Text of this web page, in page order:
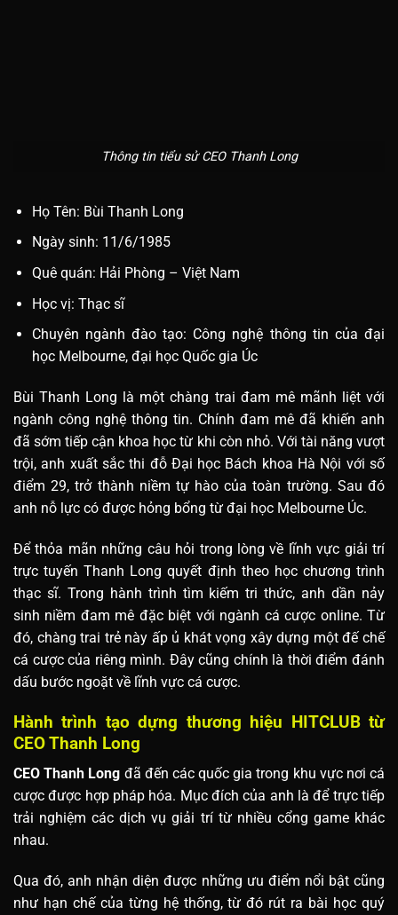
Thông tin tiểu sử CEO Thanh Long
Họ Tên: Bùi Thanh Long
Ngày sinh: 11/6/1985
Quê quán: Hải Phòng – Việt Nam
Học vị: Thạc sĩ
Chuyên ngành đào tạo: Công nghệ thông tin của đại
học Melbourne, đại học Quốc gia Úc
Bùi Thanh Long là một chàng trai đam mê mãnh liệt với
ngành công nghệ thông tin. Chính đam mê đã khiến anh
đã sớm tiếp cận khoa học từ khi còn nhỏ. Với tài năng vượt
trội, anh xuất sắc thi đỗ Đại học Bách khoa Hà Nội với số
điểm 29, trở thành niềm tự hào của toàn trường. Sau đó
anh nỗ lực có được hỏng bổng từ đại học Melbourne Úc.
Để thỏa mãn những câu hỏi trong lòng về lĩnh vực giải trí
trực tuyến Thanh Long quyết định theo học chương trình
thạc sĩ. Trong hành trình tìm kiếm tri thức, anh dần nảy
sinh niềm đam mê đặc biệt với ngành cá cược online. Từ
đó, chàng trai trẻ này ấp ủ khát vọng xây dựng một đế chế
cá cược của riêng mình. Đây cũng chính là thời điểm đánh
dấu bước ngoặt về lĩnh vực cá cược.
Hành trình tạo dựng thương hiệu HITCLUB từ
CEO Thanh Long
CEO Thanh Long đã đến các quốc gia trong khu vực nơi cá
cược được hợp pháp hóa. Mục đích của anh là để trực tiếp
trải nghiệm các dịch vụ giải trí từ nhiều cổng game khác
nhau.
Qua đó, anh nhận diện được những ưu điểm nổi bật cũng
như hạn chế của từng hệ thống, từ đó rút ra bài học quý